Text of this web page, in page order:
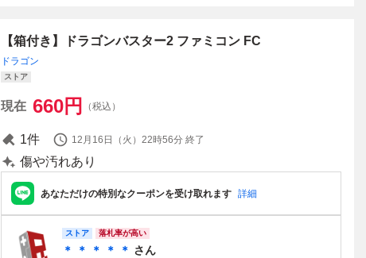
【箱付き】ドラゴンバスター2 ファミコン FC
ドラゴン
ストア
現在 660円 （税込）
1件 12月16日（火）22時56分 終了
傷や汚れあり
あなただけの特別なクーポンを受け取れます 詳細
ストア 落札率が高い
＊ ＊ ＊ ＊ ＊ さん